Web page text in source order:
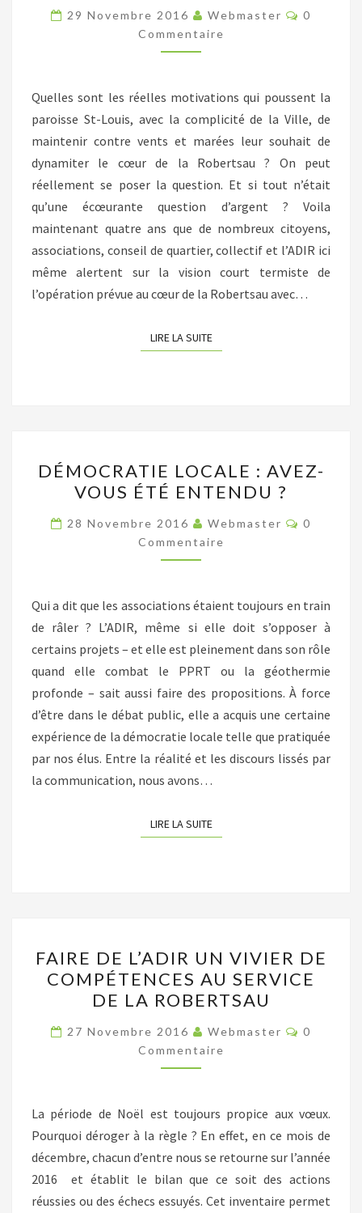
LA
PAROISSE
ET
VILLE
NE
RÉSISTENT
PAS
AU
VEAU
D’OR
29 Novembre 2016 Webmaster
0
Commentaire
Quelles sont les réelles motivations qui poussent la
paroisse St-Louis, avec la complicité de la Ville, de
maintenir contre vents et marées leur souhait de
dynamiter le cœur de la Robertsau ? On peut
réellement se poser la question. Et si tout n’était
qu’une écœurante question d’argent ? Voila
maintenant quatre ans que de nombreux citoyens,
associations, conseil de quartier, collectif et l’ADIR ici
même alertent sur la vision court termiste de
l’opération prévue au cœur de la Robertsau avec…
LIRE LA SUITELIRE LA SUITE
LOCALE
:
AVEZ-
VOUS
ÉTÉ
?
DÉMOCRATIE LOCALE : AVEZ-
VOUS ÉTÉ ENTENDU ?
28 Novembre 2016 Webmaster
0
Commentaire
Qui a dit que les associations étaient toujours en train
de râler ? L’ADIR, même si elle doit s’opposer à
certains projets – et elle est pleinement dans son rôle
quand elle combat le PPRT ou la géothermie
profonde – sait aussi faire des propositions. À force
d’être dans le débat public, elle a acquis une certaine
expérience de la démocratie locale telle que pratiquée
par nos élus. Entre la réalité et les discours lissés par
la communication, nous avons…
LIRE LA SUITELIRE LA SUITE
DE
L’ADIR
UN
VIVIER
DE
COMPÉTENCES
SERVICE
DE
LA
ROBERTSAU
FAIRE DE L’ADIR UN VIVIER DE
COMPÉTENCES AU SERVICE
DE LA ROBERTSAU
27 Novembre 2016 Webmaster
0
Commentaire
La période de Noël est toujours propice aux vœux.
Pourquoi déroger à la règle ? En effet, en ce mois de
décembre, chacun d’entre nous se retourne sur l’année
2016 et établit le bilan que ce soit des actions
réussies ou des échecs essuyés. Cet inventaire permet